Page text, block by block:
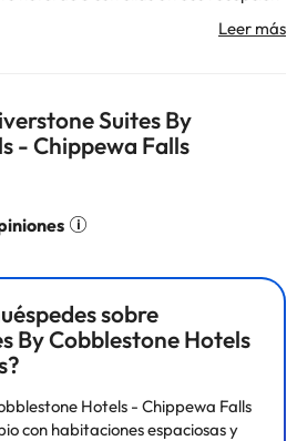
libre de humo está a 44 km de Colfax
Valley) está a 12 km.
un documento de identidad
al realizar el registro de entrada.
suplementos. En este
despedidas de soltero o
pueden ser de pago. Puedes
en el establecimiento. Toda la
sujeta a cambios por parte del
contáctanos.
Suites By
- Chippewa Falls
sobre
By Cobblestone Hotels
Hotels - Chippewa Falls
con habitaciones espaciosas y